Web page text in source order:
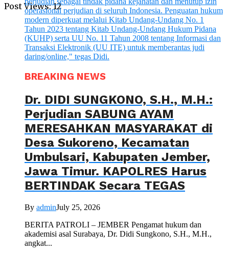
Post Views: 12
BREAKING NEWS
Dr. DIDI SUNGKONO, S.H., M.H.:
Perjudian SABUNG AYAM
MERESAHKAN MASYARAKAT di
Desa Sukoreno, Kecamatan
Umbulsari, Kabupaten Jember,
Jawa Timur. KAPOLRES Harus
BERTINDAK Secara TEGAS
By adminJuly 25, 2026
BERITA PATROLI – JEMBER Pengamat hukum dan
akademisi asal Surabaya, Dr. Didi Sungkono, S.H., M.H.,
angkat...